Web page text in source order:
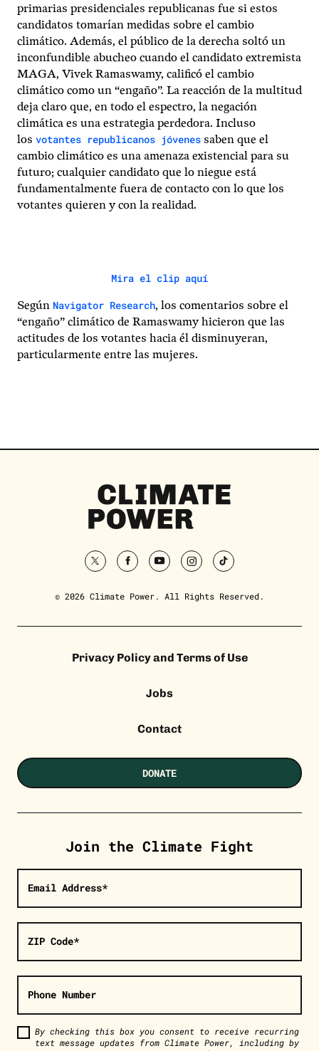
primarias presidenciales republicanas fue si estos
candidatos tomarían medidas sobre el cambio
climático. Además, el público de la derecha soltó un
inconfundible abucheo cuando el candidato extremista
MAGA, Vivek Ramaswamy, calificó el cambio
climático como un “engaño”. La reacción de la multitud
deja claro que, en todo el espectro, la negación
climática es una estrategia perdedora. Incluso
los votantes republicanos jóvenes saben que el
cambio climático es una amenaza existencial para su
futuro; cualquier candidato que lo niegue está
fundamentalmente fuera de contacto con lo que los
votantes quieren y con la realidad.
Mira el clip aquí
Según Navigator Research, los comentarios sobre el
“engaño” climático de Ramaswamy hicieron que las
actitudes de los votantes hacia él disminuyeran,
particularmente entre las mujeres.
Climate
Power
Homepage
twitterfacebookyoutubeinstagramtiktok
© 2026 Climate Power. All Rights Reserved.
Privacy Policy and Terms of Use
Jobs
Contact
DONATE
Join the Climate Fight
Email Address*
ZIP Code*
Phone Number
By checking this box you consent to receive recurring
text message updates from Climate Power, including by